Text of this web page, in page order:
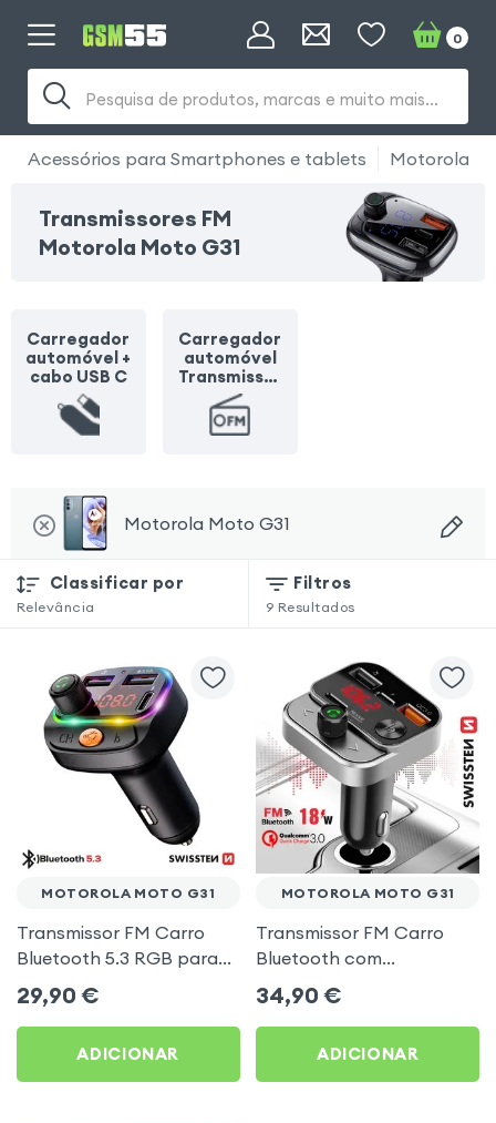
Pesquisa de produtos, marcas e muito mais...
0
Acessórios para Smartphones e tablets Motorola
Transmissores FM
Motorola Moto G31
Carregador
automóvel +
cabo USB C
Carregador
automóvel
Transmissor
FM
Motorola Moto G31
Classificar por
Relevância
Filtros
9 Resultados
MOTOROLA MOTO G31
Transmissor FM Carro
Bluetooth 5.3 RGB para
Motorola Moto G31
29,90 €
ADICIONAR
MOTOROLA MOTO G31
Transmissor FM Carro
Bluetooth com
carregamento duplo de
música USB Preto
34,90 €
ADICIONAR